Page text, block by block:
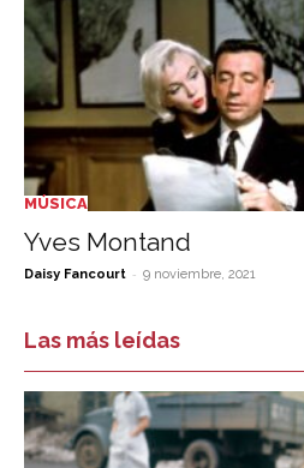
MÚSICA
Yves Montand
Daisy Fancourt - 9 noviembre, 2021
Las más leídas